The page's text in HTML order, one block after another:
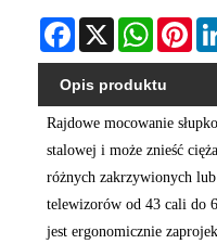
Facebook
X WhatsApp
Opis produktu
Rajdowe mocowanie
stalowej i może znieść
różnych zakrzywionych
telewizorów od 43 cali do
jest ergonomicznie